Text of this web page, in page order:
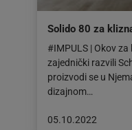
Solido 80 za
#IMPULS | Okov
zajednički razvili
proizvodi se u
dizajnom…
Objava
05.10.2022